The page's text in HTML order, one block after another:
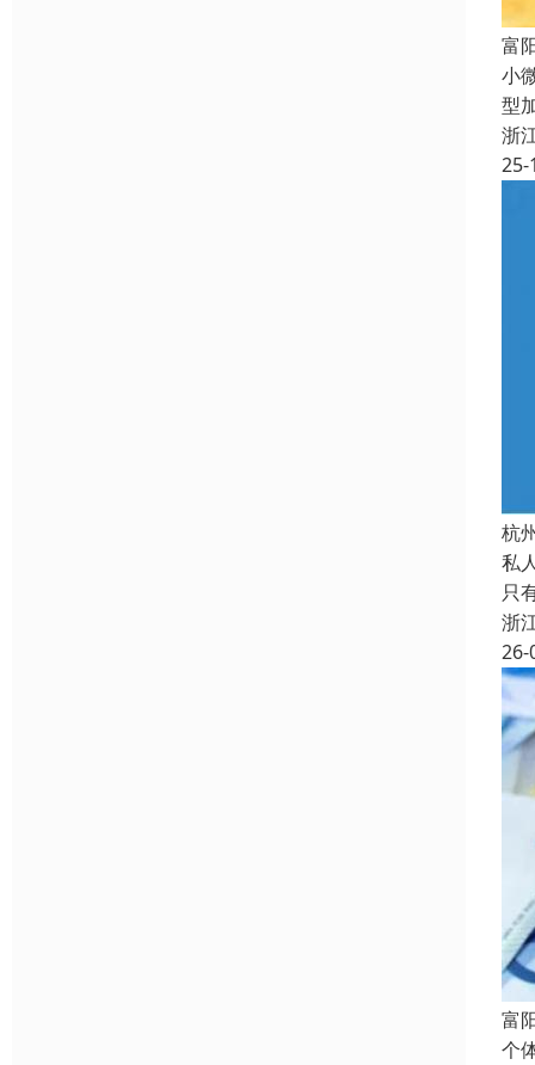
富
小
型
浙
25-
杭
私
只
浙
26-
富
个